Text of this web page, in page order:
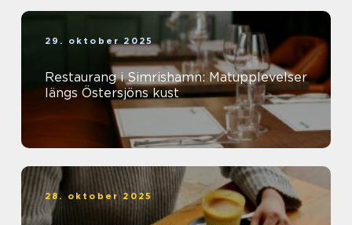
29. oktober 2025
Restaurang i Simrishamn: Matupplevelser
längs Östersjöns kust
28. oktober 2025